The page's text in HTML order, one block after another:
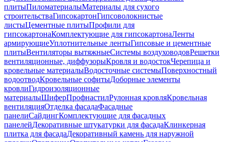
плитыПиломатериалыМатериалы для сухого
строительстваГипсокартонГипсоволокнистые
листыЦементные плитыПрофили для
гипсокартонаКомплектующие для гипсокартонаЛенты
армирующиеУплотнительные лентыГипсовые и цементные
плитыВентиляторы вытяжныеСистемы воздуховодовРешетки
вентиляционные, диффузорыКровля и водостокЧерепица и
кровельные материалыВодосточные системыПоверхностный
водоотводКровельные софитыДоборные элементы
кровлиГидроизоляционные
материалыШиферПрофнастилРулонная кровляКровельная
вентиляцияОтделка фасадаФасадные
панелиСайдингКомплектующие для фасадных
панелейДекоративные штукатурки для фасадаКлинкерная
плитка для фасадаДекоративный камень для наружной